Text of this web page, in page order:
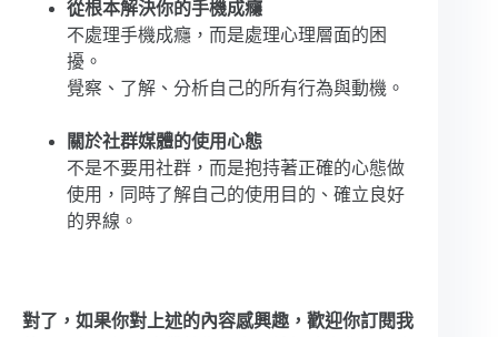
從根本解決你的手機成癮
不處理手機成癮，而是處理心理層面的困
擾。
覺察、了解、分析自己的所有行為與動機。
關於社群媒體的使用心態
不是不要用社群，而是抱持著正確的心態做
使用，同時了解自己的使用目的、確立良好
的界線。
對了，如果你對上述的內容感興趣，歡迎你訂閱我